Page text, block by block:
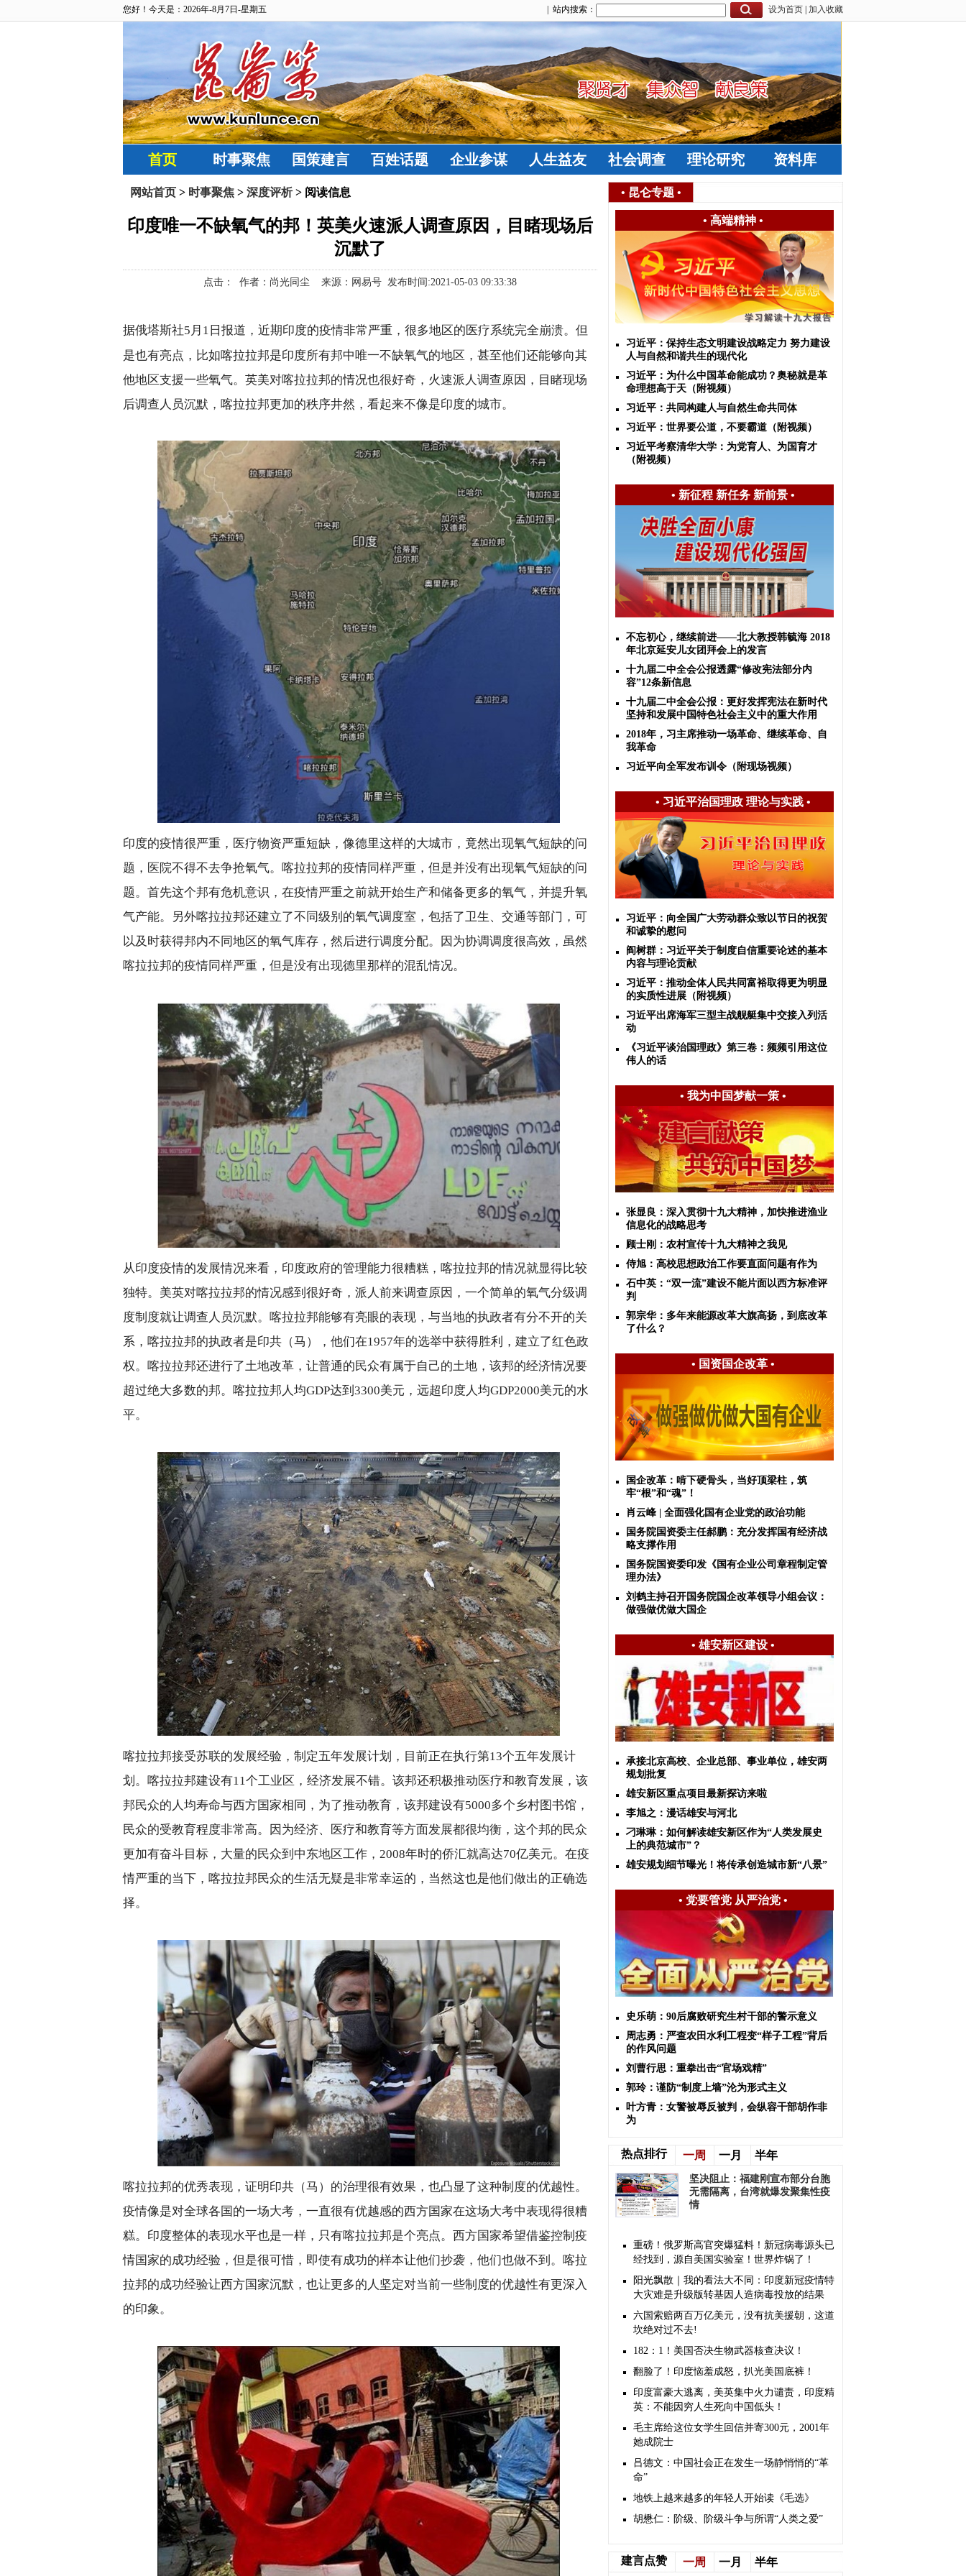
您好！今天是：2026年-8月7日-星期五 设为首页 加入收藏
| 站内搜索：
首页 时事聚焦 国策建言 百姓话题 企业参谋 人生益友 社会调查 理论研究 资料库
网站首页 > 时事聚焦 > 深度评析> 阅读信息
印度唯一不缺氧气的邦！英美火速派人调查原因，目睹现场后
沉默了
点击： 作者：尚光同尘 来源：网易号 发布时间:2021-05-03 09:33:38
据俄塔斯社5 月 1 日报道，近期印度的疫情非常严重，很多地区的医疗系统完全崩溃。但
是也有亮点，比如喀拉拉邦是印度所有邦中唯一不缺氧气的地区，甚至他们还能够向其
他地区支援一些氧气。英美对喀拉拉邦的情况也很好奇，火速派人调查原因，目睹现场
后调查人员沉默，喀拉拉邦更加的秩序井然，看起来不像是印度的城市。
印度的疫情很严重，医疗物资严重短缺，像德里这样的大城市，竟然出现氧气短缺的问
题，医院不得不去争抢氧气。喀拉拉邦的疫情同样严重，但是并没有出现氧气短缺的问
题。首先这个邦有危机意识，在疫情严重之前就开始生产和储备更多的氧气，并提升氧
气产能。另外喀拉拉邦还建立了不同级别的氧气调度室，包括了卫生、交通等部门，可
以及时获得邦内不同地区的氧气库存，然后进行调度分配。因为协调调度很高效，虽然
喀拉拉邦的疫情同样严重，但是没有出现德里那样的混乱情况。
从印度疫情的发展情况来看，印度政府的管理能力很糟糕，喀拉拉邦的情况就显得比较
独特。美英对喀拉拉邦的情况感到很好奇，派人前来调查原因，一个简单的氧气分级调
度制度就让调查人员沉默。喀拉拉邦能够有亮眼的表现，与当地的执政者有分不开的关
系，喀拉拉邦的执政者是印共（马），他们在1957年的选举中获得胜利，建立了红色政
权。喀拉拉邦还进行了土地改革，让普通的民众有属于自己的土地，该邦的经济情况要
超过绝大多数的邦。喀拉拉邦人均GDP达到 3300美元，远超印度人均GDP2000美元的水
平。
喀拉拉邦接受苏联的发展经验，制定五年发展计划，目前正在执行第13个五年发展计
划。喀拉拉邦建设有11个工业区，经济发展不错。该邦还积极推动医疗和教育发展，该
邦民众的人均寿命与西方国家相同，为了推动教育，该邦建设有5000多个乡村图书馆，
民众的受教育程度非常高。因为经济、医疗和教育等方面发展都很均衡，这个邦的民众
更加有奋斗目标，大量的民众到中东地区工作， 2008年时的侨汇就高达70亿美元。在疫
情严重的当下，喀拉拉邦民众的生活无疑是非常幸运的，当然这也是他们做出的正确选
择。
喀拉拉邦的优秀表现，证明印共（马）的治理很有效果，也凸显了这种制度的优越性。
疫情像是对全球各国的一场大考，一直很有优越感的西方国家在这场大考中表现得很糟
糕。印度整体的表现水平也是一样，只有喀拉拉邦是个亮点。西方国家希望借鉴控制疫
情国家的成功经验，但是很可惜，即使有成功的样本让他们抄袭，他们也做不到。喀拉
拉邦的成功经验让西方国家沉默，也让更多的人坚定对当前一些制度的优越性有更深入
的印象。
• 昆仑专题 •
• 高端精神•
习近平：保持生态文明建设战略定力 努力建设
人与自然和谐共生的现代化
习近平：为什么中国革命能成功？奥秘就是革
命理想高于天（附视频）
习近平：共同构建人与自然生命共同体
习近平：世界要公道，不要霸道（附视频）
习近平考察清华大学：为党育人、为国育才
（附视频）
• 新征程 新任务 新前景•
不忘初心，继续前进——北大教授韩毓海 2018
年北京延安儿女团拜会上的发言
十九届二中全会公报透露“修改宪法部分内
容”12条新信息
十九届二中全会公报：更好发挥宪法在新时代
坚持和发展中国特色社会主义中的重大作用
2018年，习主席推动一场革命、继续革命、自
我革命
习近平向全军发布训令（附现场视频）
• 习近平治国理政 理论与实践•
习近平：向全国广大劳动群众致以节日的祝贺
和诚挚的慰问
阎树群：习近平关于制度自信重要论述的基本
内容与理论贡献
习近平：推动全体人民共同富裕取得更为明显
的实质性进展（附视频）
习近平出席海军三型主战舰艇集中交接入列活
动
《习近平谈治国理政》第三卷：频频引用这位
伟人的话
• 我为中国梦献一策•
张显良：深入贯彻十九大精神，加快推进渔业
信息化的战略思考
顾士刚：农村宣传十九大精神之我见
侍旭：高校思想政治工作要直面问题有作为
石中英：“双一流”建设不能片面以西方标准评
判
郭宗华：多年来能源改革大旗高扬，到底改革
了什么？
• 国资国企改革•
国企改革：啃下硬骨头，当好顶梁柱，筑
牢“根”和“魂”！
肖云峰 | 全面强化国有企业党的政治功能
国务院国资委主任郝鹏：充分发挥国有经济战
略支撑作用
国务院国资委印发《国有企业公司章程制定管
理办法》
刘鹤主持召开国务院国企改革领导小组会议：
做强做优做大国企
• 雄安新区建设•
承接北京高校、企业总部、事业单位，雄安两
规划批复
雄安新区重点项目最新探访来啦
李旭之：漫话雄安与河北
刁琳琳：如何解读雄安新区作为“人类发展史
上的典范城市”？
雄安规划细节曝光！将传承创造城市新“八景”
• 党要管党 从严治党•
史乐萌：90后腐败研究生村干部的警示意义
周志勇：严查农田水利工程变“样子工程”背后
的作风问题
刘曹行思：重拳出击“官场戏精”
郭玲：谨防“制度上墙”沦为形式主义
叶方青：女警被辱反被判，会纵容干部胡作非
为
热点排行 一周 一月 半年
坚决阻止：福建刚宣布部分台胞
无需隔离，台湾就爆发聚集性疫
情
重磅！俄罗斯高官突爆猛料！新冠病毒源头已
经找到，源自美国实验室！世界炸锅了！
阳光飘散｜我的看法大不同：印度新冠疫情特
大灾难是升级版转基因人造病毒投放的结果
六国索赔两百万亿美元，没有抗美援朝，这道
坎绝对过不去!
182：1！美国否决生物武器核查决议！
翻脸了！印度恼羞成怒，扒光美国底裤！
印度富豪大逃离，美英集中火力谴责，印度精
英：不能因穷人生死向中国低头！
毛主席给这位女学生回信并寄300元，2001年
她成院士
吕德文：中国社会正在发生一场静悄悄的“革
命”
地铁上越来越多的年轻人开始读《毛选》
胡懋仁：阶级、阶级斗争与所谓“人类之爱”
建言点赞 一周 一月 半年